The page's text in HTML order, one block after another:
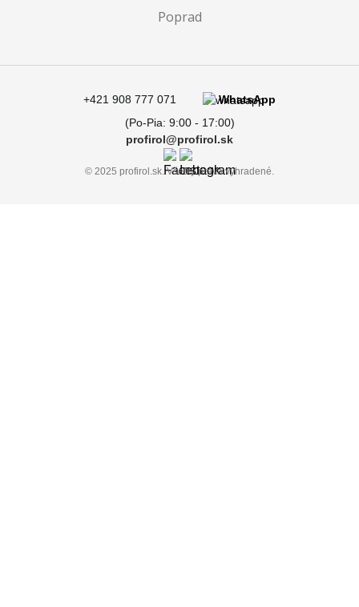
Poprad
© 2025 profirol.sk. Všetky práva vyhradené.
+421 908 777 071
(Po-Pia: 9:00 - 17:00)
WhatsApp
profirol@profirol.sk